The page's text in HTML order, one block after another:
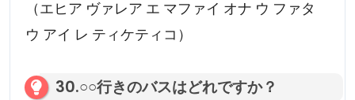
（エヒア ヴァレア エ マファイ オナ ウ ファタ
ウ アイ レ ティケティコ）
30.○○行きのバスはどれですか？